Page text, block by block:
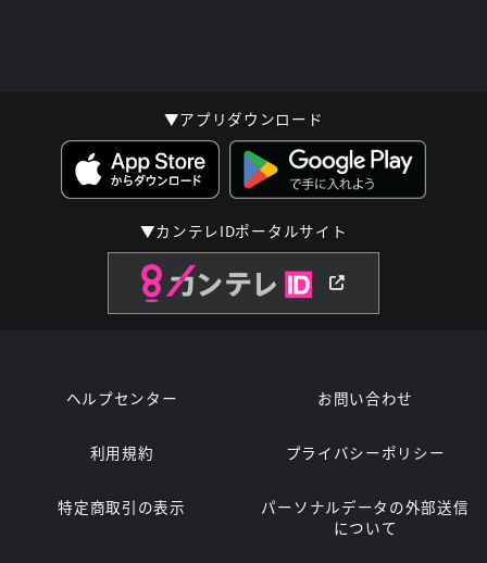
▼アプリダウンロード
▼カンテレIDポータルサイト
ヘルプセンター お問い合わせ
利用規約 プライバシーポリシー
特定商取引の表示
パーソナルデータの外部送信
について